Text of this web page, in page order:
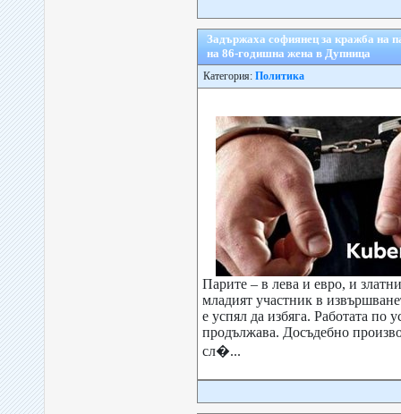
Задържаха софиянец за кражба на
на 86-годишна жена в Дупница
Категория: Политика
Парите – в лева и евро, и
младият участник в
е успял да избяга. Работата по
продължава. Досъдебно
сл�...